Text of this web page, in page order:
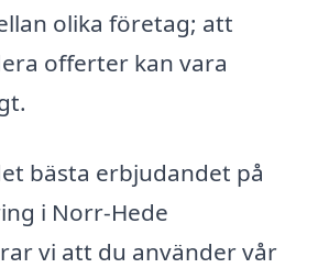
olika företag; att
offerter kan vara
bästa erbjudandet på
i Norr-Hede
vi att du använder vår